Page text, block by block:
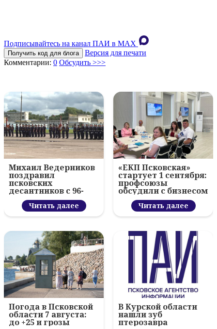
Подписывайтесь на канал ПАИ в MAХ
Получить код для блога
Версия для печати
Комментарии: 0 Обсудить >>>
Михаил Ведерников
поздравил
псковских
десантников с 96-
летием ВДВ и
вручил награды
Читать далее
«ЕКП Псковская»
стартует 1 сентября:
профсоюзы
обсудили с бизнесом
новый цифровой
проектЧитать далее
Погода в Псковской
области 7 августа:
до +25 и грозы
В Курской области
нашли зуб
птерозавра